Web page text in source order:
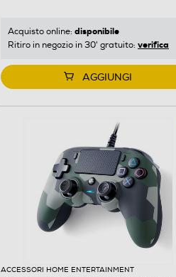
Acquisto online: disponibile
Ritiro in negozio in 30' gratuito: verifica
AGGIUNGI
ACCESSORI HOME ENTERTAINMENT